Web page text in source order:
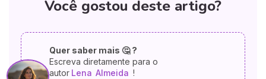
Você gostou deste artigo?
Quer saber mais 🤔 ?
Escreva diretamente para o
autor Lena Almeida !